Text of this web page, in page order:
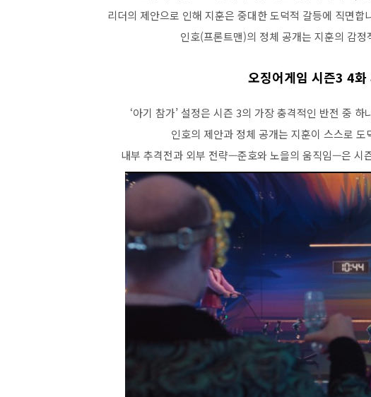
리더의 제안으로 인해 지훈은 중대한 도덕적 갈등에 직면
인호(프론트맨)의 정체 공개는 지훈의 감
오징어게임 시즌3 4화
‘아기 참가’ 설정은 시즌 3의 가장 충격적인 반전 중
인호의 제안과 정체 공개는 지훈이 스스로
내부 추격전과 외부 전략—준호와 노을의 움직임—은 시